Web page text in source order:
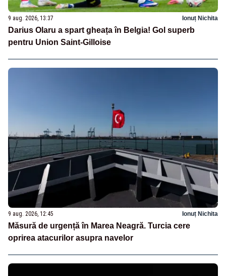
9 aug. 2026, 13:37 Ionuț Nichita
Darius Olaru a spart gheața în Belgia! Gol superb
pentru Union Saint-Gilloise
9 aug. 2026, 12:45 Ionuț Nichita
Măsură de urgență în Marea Neagră. Turcia cere
oprirea atacurilor asupra navelor